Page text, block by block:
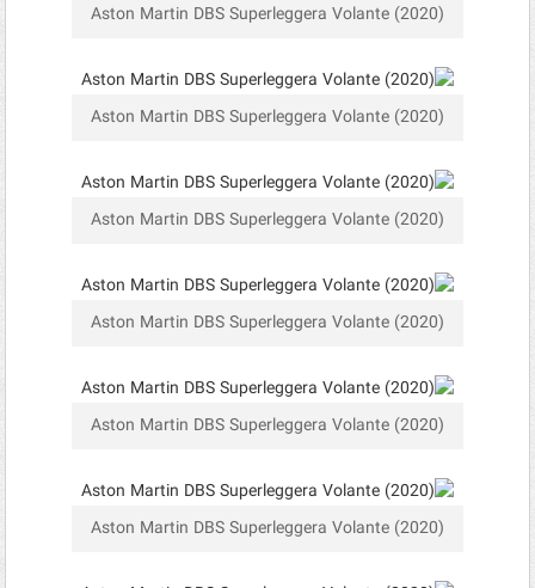
Aston Martin DBS Superleggera Volante (2020)
Aston Martin DBS Superleggera Volante (2020)
Aston Martin DBS Superleggera Volante (2020)
Aston Martin DBS Superleggera Volante (2020)
Aston Martin DBS Superleggera Volante (2020)
Aston Martin DBS Superleggera Volante (2020)